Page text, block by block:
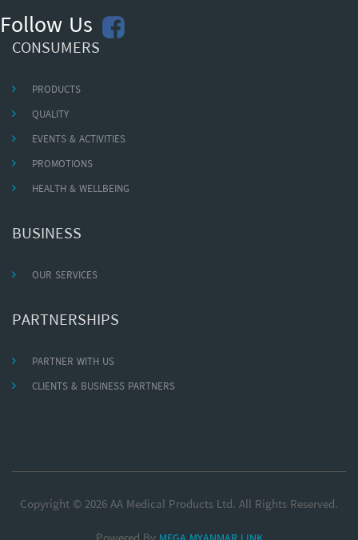
Follow Us
CONSUMERS
PRODUCTS
QUALITY
EVENTS & ACTIVITIES
PROMOTIONS
HEALTH & WELLBEING
BUSINESS
OUR SERVICES
PARTNERSHIPS
PARTNER WITH US
CLIENTS & BUSINESS PARTNERS
Copyright © 2026 AA Medical Products Ltd. All Rights Reserved.